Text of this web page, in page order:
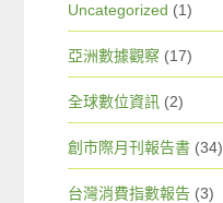
Uncategorized (1)
亞洲數據觀察 (17)
全球數位資訊 (2)
創市際月刊報告書 (34)
台灣消費指數報告 (3)